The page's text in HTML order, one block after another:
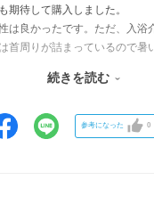
期待して購入しました。
は良かったです。ただ、入浴
首周りが詰まっているので暑
大きいサイズ(幅)をもう少し
続きを読む
参考になった 0